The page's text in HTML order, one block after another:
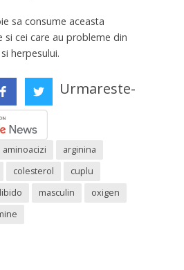
sa consume aceasta
si cei care au probleme din
herpesului.
Urmareste-
aminoacizi
arginina
colesterol
cuplu
libido masculin
oxigen